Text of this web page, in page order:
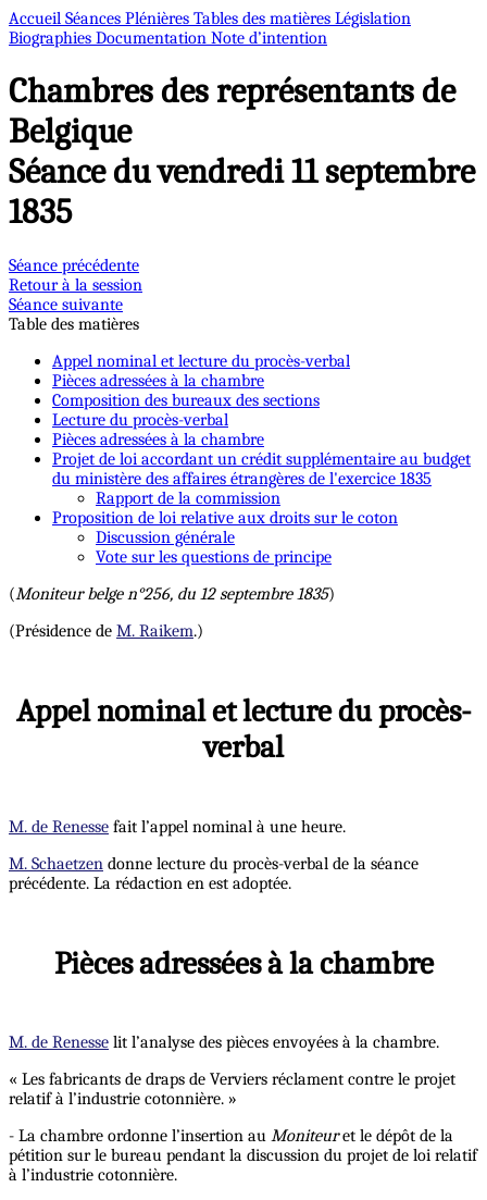
Accueil Séances Plénières Tables des matières Législation
Biographies Documentation Note d’intention
Chambres des représentants de
Belgique
Séance du vendredi 11 septembre
1835
Séance précédente
Retour à la session
Séance suivante
Table des matières
Appel nominal et lecture du procès-verbal
Pièces adressées à la chambre
Composition des bureaux des sections
Lecture du procès-verbal
Pièces adressées à la chambre
Projet de loi accordant un crédit supplémentaire au budget
du ministère des affaires étrangères de l'exercice 1835
Rapport de la commission
Proposition de loi relative aux droits sur le coton
Discussion générale
Vote sur les questions de principe
(Moniteur belge n°256, du 12 septembre 1835)
(Présidence de M. Raikem.)
Appel nominal et lecture du procès-
verbal
M. de Renesse fait l’appel nominal à une heure.
M. Schaetzen donne lecture du procès-verbal de la séance
précédente. La rédaction en est adoptée.
Pièces adressées à la chambre
M. de Renesse lit l’analyse des pièces envoyées à la chambre.
« Les fabricants de draps de Verviers réclament contre le projet
relatif à l’industrie cotonnière. »
- La chambre ordonne l’insertion au Moniteuret le dépôt de la
pétition sur le bureau pendant la discussion du projet de loi relatif
à l’industrie cotonnière.